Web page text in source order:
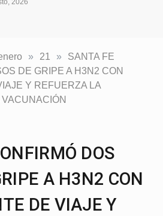
» 21 »
SANTA FE
DE GRIPE A H3N2 CON
Y REFUERZA LA
VACUNACIÓN
DOS
A H3N2 CON
DE VIAJE Y